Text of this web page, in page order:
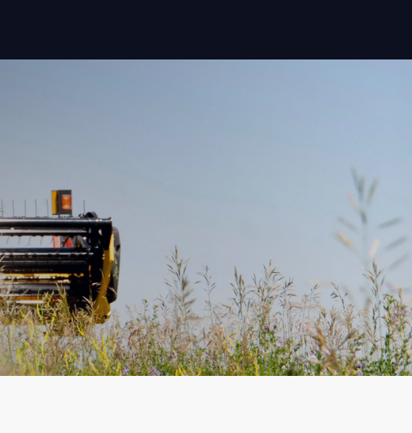
helpdesk@regentmobile.nl